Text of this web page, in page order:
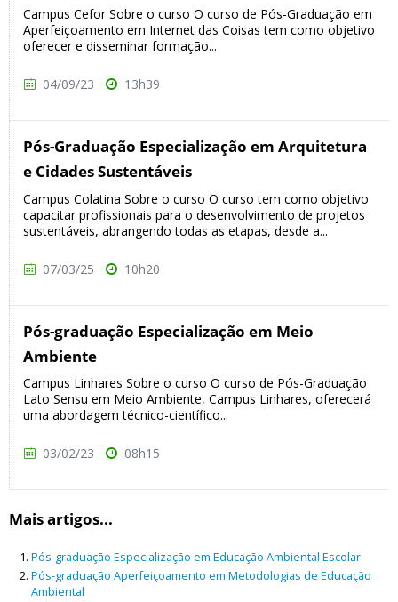
Campus Cefor Sobre o curso O curso de Pós-Graduação em
Aperfeiçoamento em Internet das Coisas tem como objetivo
oferecer e disseminar formação...
04/09/23 13h39
Pós-Graduação Especialização em Arquitetura
e Cidades Sustentáveis
Campus Colatina Sobre o curso O curso tem como objetivo
capacitar profissionais para o desenvolvimento de projetos
sustentáveis, abrangendo todas as etapas, desde a...
07/03/25 10h20
Pós-graduação Especialização em Meio
Ambiente
Campus Linhares Sobre o curso O curso de Pós-Graduação
Lato Sensu em Meio Ambiente, Campus Linhares, oferecerá
uma abordagem técnico-científico...
03/02/23 08h15
Mais artigos...
Pós-graduação Especialização em Educação Ambiental Escolar
Pós-graduação Aperfeiçoamento em Metodologias de Educação
Ambiental